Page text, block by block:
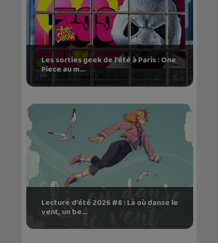
Les sorties geek de l’été à Paris : One
Piece au m...
Lecture d’été 2026 #6 : Là où danse le
vent, un be...